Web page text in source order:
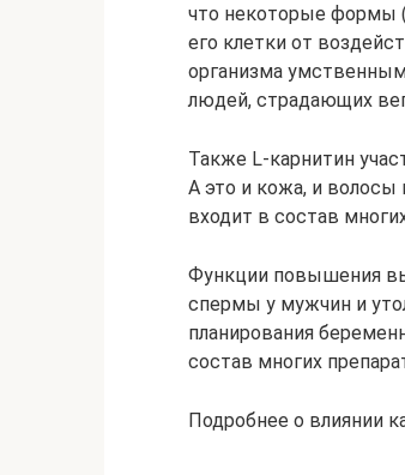
что некоторые формы
его клетки от
организма
людей, страдающих
Также L-карнитин
А это и кожа, и волосы
входит в состав
Функции повышения
спермы у мужчин и
планирования
состав многих
Подробнее о влиянии